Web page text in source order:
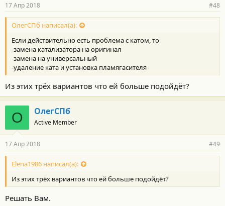
н
о
с
и
:
17 Апр 2018 #48
ОлегСПб написал(а):
Если действительно есть проблема с катом, то
-замена катализатора на оригинал
-замена на универсальный
-удаление ката и установка пламягасителя
Из этих трёх вариантов что ей больше подойдёт?
О ОлегСПб
Active Member
17 Апр 2018 #49
Elena1986 написал(а):
Из этих трёх вариантов что ей больше подойдёт?
Решать Вам.